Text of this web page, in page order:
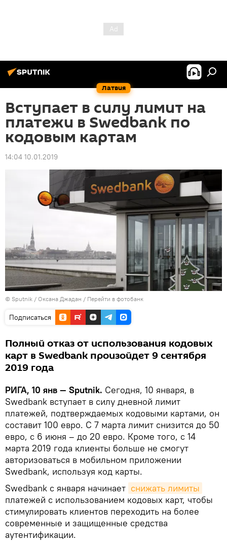
Латвия
Вступает в силу лимит на
платежи в Swedbank по
кодовым картам
14:04 10.01.2019
© Sputnik / Оксана Джадан / Перейти в фотобанк
Подписаться
Полный отказ от использования кодовых
карт в Swedbank произойдет 9 сентября
2019 года
РИГА, 10 янв — Sputnik. Сегодня, 10 января, в
Swedbank вступает в силу дневной лимит
платежей, подтверждаемых кодовыми картами, он
составит 100 евро. С 7 марта лимит снизится до 50
евро, с 6 июня – до 20 евро. Кроме того, с 14
марта 2019 года клиенты больше не смогут
авторизоваться в мобильном приложении
Swedbank, используя код карты.
Swedbank с января начинает снижать лимиты
платежей с использованием кодовых карт, чтобы
стимулировать клиентов переходить на более
современные и защищенные средства
аутентификации.